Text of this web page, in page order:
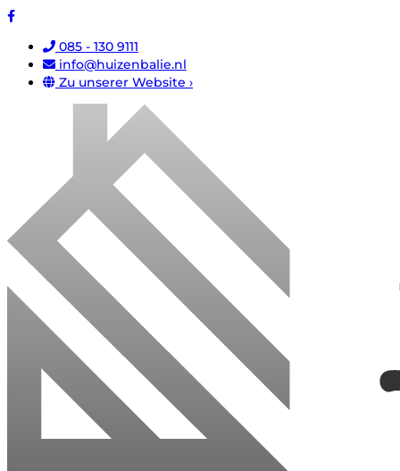
085 - 130 9111
info@huizenbalie.nl
Zu unserer Website ›